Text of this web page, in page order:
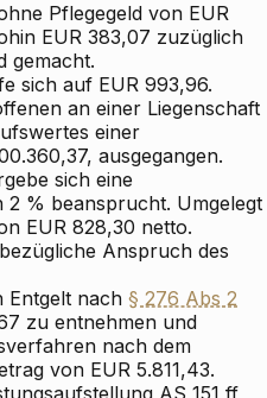
Pflegegeld von EUR
EUR 383,07 zuzüglich
gemacht.
sich auf EUR 993,96.
an einer Liegenschaft
einer
ausgegangen.
sich eine
2 % beansprucht. Umgelegt
EUR 828,30 netto.
Anspruch des
Entgelt nach § 276 Abs 2
zu entnehmen und
nach dem
von EUR 5.811,43.
AS 151 ff